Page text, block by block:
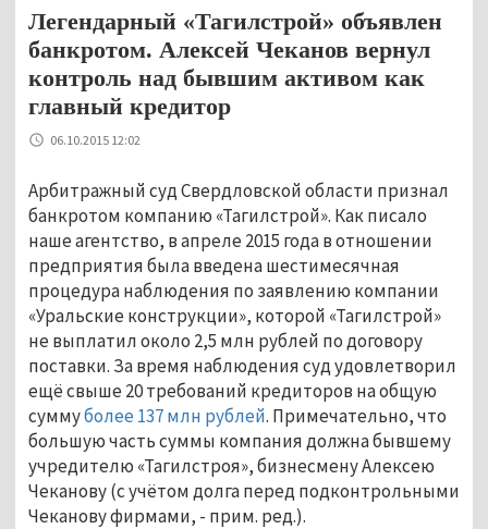
Легендарный «Тагилстрой» объявлен
банкротом. Алексей Чеканов вернул
контроль над бывшим активом как
главный кредитор
06.10.2015 12:02
Арбитражный суд Свердловской области признал
банкротом компанию «Тагилстрой». Как писало
наше агентство, в апреле 2015 года в отношении
предприятия была введена шестимесячная
процедура наблюдения по заявлению компании
«Уральские конструкции», которой «Тагилстрой»
не выплатил около 2,5 млн рублей по договору
поставки. За время наблюдения суд удовлетворил
ещё свыше 20 требований кредиторов на общую
суммуболее 137 млн рублей. Примечательно, что
большую часть суммы компания должна бывшему
учредителю «Тагилстроя», бизнесмену Алексею
Чеканову (с учётом долга перед подконтрольными
Чеканову фирмами, - прим. ред.).